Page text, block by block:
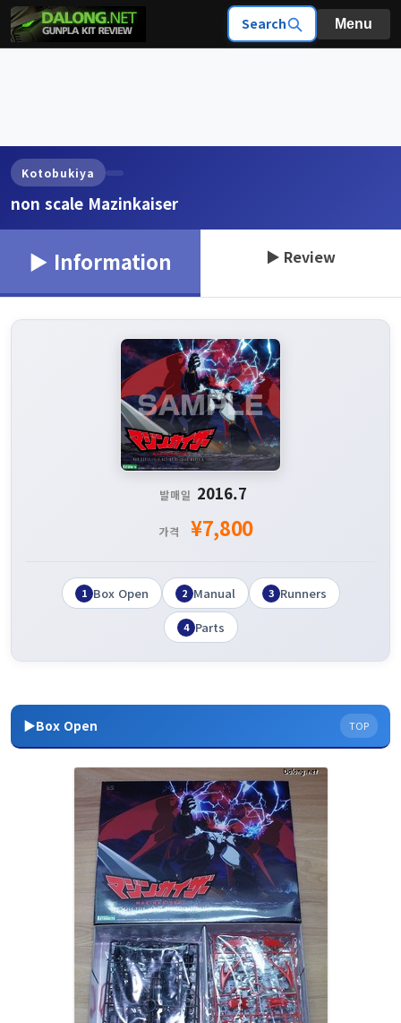
Search Menu
Kotobukiya
non scale Mazinkaiser
▶ Information ▶ Review
발매일 2016.7
가격 ¥7,800
1 Box Open 2 Manual 3 Runners
4 Parts
▶Box Open TOP